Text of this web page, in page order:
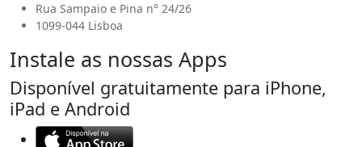
Rua Sampaio e Pina n° 24/26
1099-044 Lisboa
Instale as nossas Apps
Disponível gratuitamente para iPhone,
iPad e Android